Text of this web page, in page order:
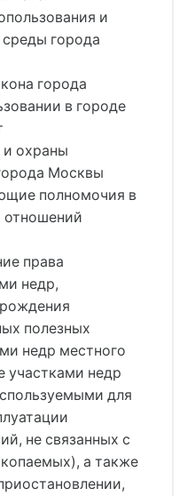
и
города
города
в городе
и охраны
Москвы
полномочия в
отношений
права
недр,
полезных
недр местного
участками недр
для
не связанных с
а также